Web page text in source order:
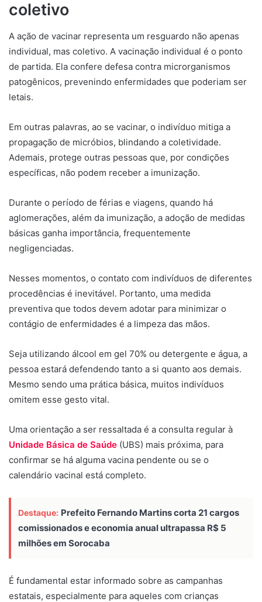
coletivo
A ação de vacinar representa um resguardo não apenas
individual, mas coletivo. A vacinação individual é o ponto
de partida. Ela confere defesa contra microrganismos
patogênicos, prevenindo enfermidades que poderiam ser
letais.
Em outras palavras, ao se vacinar, o indivíduo mitiga a
propagação de micróbios, blindando a coletividade.
Ademais, protege outras pessoas que, por condições
específicas, não podem receber a imunização.
Durante o período de férias e viagens, quando há
aglomerações, além da imunização, a adoção de medidas
básicas ganha importância, frequentemente
negligenciadas.
Nesses momentos, o contato com indivíduos de diferentes
procedências é inevitável. Portanto, uma medida
preventiva que todos devem adotar para minimizar o
contágio de enfermidades é a limpeza das mãos.
Seja utilizando álcool em gel 70% ou detergente e água, a
pessoa estará defendendo tanto a si quanto aos demais.
Mesmo sendo uma prática básica, muitos indivíduos
omitem esse gesto vital.
Uma orientação a ser ressaltada é a consulta regular à
Unidade Básica de Saúde (UBS) mais próxima, para
confirmar se há alguma vacina pendente ou se o
calendário vacinal está completo.
Destaque: Prefeito Fernando Martins corta 21 cargos
comissionados e economia anual ultrapassa R$ 5
milhões em Sorocaba
É fundamental estar informado sobre as campanhas
estatais, especialmente para aqueles com crianças